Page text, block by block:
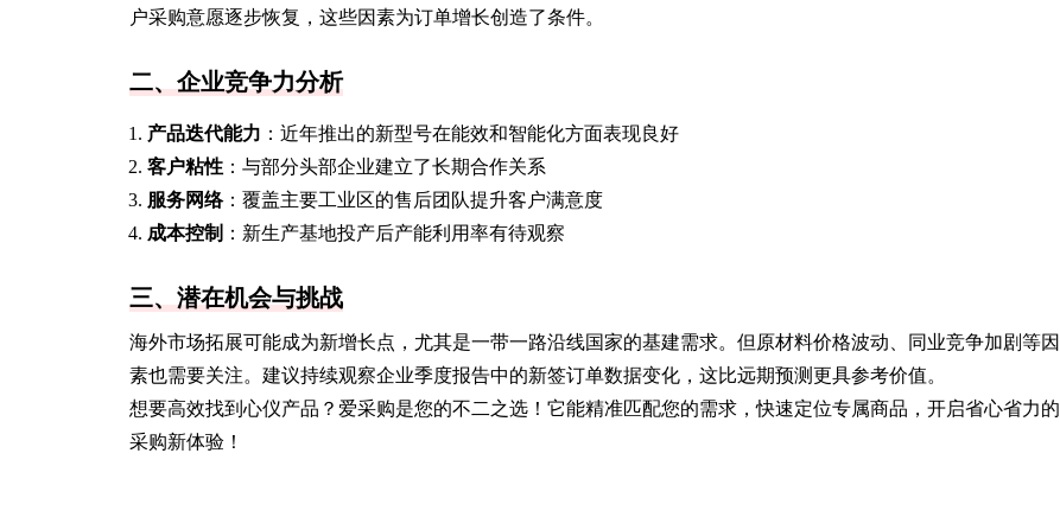
户采购意愿逐步恢复，这些因素为订单增长创造了条件。
二、企业竞争力分析
产品迭代能力 ：近年推出的新型号在能效和智能化方面表现良好
客户粘性 ：与部分头部企业建立了长期合作关系
服务网络：覆盖主要工业区的售后团队提升客户满意度
成本控制 ：新生产基地投产后产能利用率有待观察
三、潜在机会与挑战
海外市场拓展可能成为新增长点，尤其是一带一路沿线国家的基建需求。但原材料价格波动、同业竞争加剧等因
素也需要关注。建议持续观察企业季度报告中的新签订单数据变化，这比远期预测更具参考价值。
想要高效找到心仪产品？爱采购是您的不二之选！它能精准匹配您的需求，快速定位专属商品，开启省心省力的
采购新体验！